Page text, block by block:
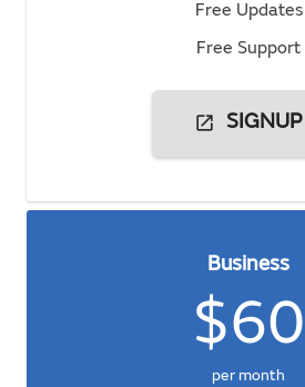
Free Updates
Free Support
open_in_new SIGNUP
Business
$60
per month